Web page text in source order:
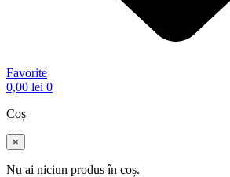
Favorite
0,00 lei 0
Coș
×
Nu ai niciun produs în coș.